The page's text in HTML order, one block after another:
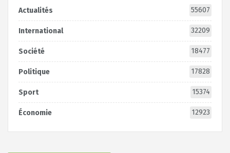
Actualités 55607
International 32209
Société 18477
Politique 17828
Sport 15374
Économie 12923